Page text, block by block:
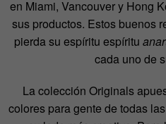
en Miami, Vancouver y Hong
sus productos. Estos buenos
pierda su espíritu espíritu
cada uno de
La colección Originals
colores para gente de todas